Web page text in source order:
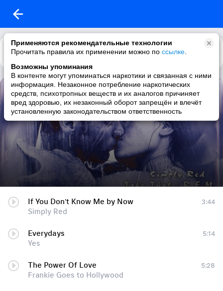
Применяются рекомендательные технологии
Прочитать правила их применении можно по ссылке
Возможны упоминания
В контенте могут упоминаться наркотики и связанная с ними
информация. Незаконное потребление наркотических
средств, психотропных веществ и их аналогов причиняет
вред здоровью, их незаконный оборот запрещён и влечёт
установленную законодательством ответственность
Каталог Рекомендации
VA - Burning Hearts - The Real Sad Songs
34 трека|80s / pop / rock / classic rock
If You Don't Know Me by Now
Simply Red
3:44
Everydays
Yes
5:14
The Power Of Love
Frankie Goes to Hollywood
5:28